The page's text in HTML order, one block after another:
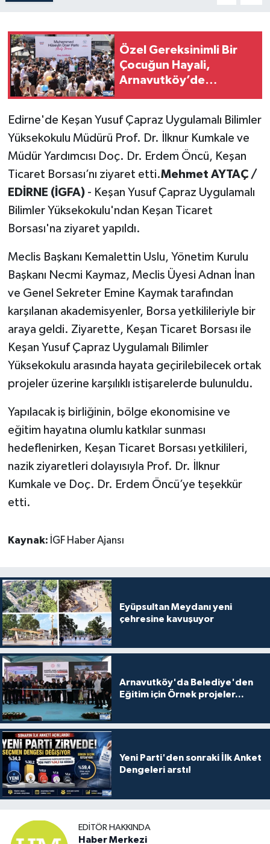
Özel Gereksinimli Bir
Çocuğun Hayali,
Arnavutköy’de
Edirne'de Keşan Yusuf Çapraz Uygulamalı Bilimler
Yüksekokulu Müdürü Prof. Dr. İlknur Kumkale ve
Müdür Yardımcısı Doç. Dr. Erdem Öncü, Keşan
Ticaret Borsası’nı ziyaret etti.Mehmet AYTAÇ /
EDİRNE (İGFA) - Keşan Yusuf Çapraz Uygulamalı
Bilimler Yüksekokulu'ndan Keşan Ticaret
Borsası'na ziyaret yapıldı.
Meclis Başkanı Kemalettin Uslu, Yönetim Kurulu
Başkanı Necmi Kaymaz, Meclis Üyesi Adnan İnan
ve Genel Sekreter Emine Kaymak tarafından
karşılanan akademisyenler, Borsa yetkilileriyle bir
araya geldi. Ziyarette, Keşan Ticaret Borsası ile
Keşan Yusuf Çapraz Uygulamalı Bilimler
Yüksekokulu arasında hayata geçirilebilecek ortak
projeler üzerine karşılıklı istişarelerde bulunuldu.
Yapılacak iş birliğinin, bölge ekonomisine ve
eğitim hayatına olumlu katkılar sunması
hedeflenirken, Keşan Ticaret Borsası yetkilileri,
nazik ziyaretleri dolayısıyla Prof. Dr. İlknur
Kumkale ve Doç. Dr. Erdem Öncü’ye teşekkür
etti.
Kaynak: İGF Haber Ajansı
Eyüpsultan Meydanı yeni
çehresine kavuşuyor
Arnavutköy'da Belediye'den
Eğitim için Örnek projeler...
Yeni Parti'den sonraki İlk Anket
Dengeleri arstı!
EDITÖR HAKKINDA
Haber Merkezi